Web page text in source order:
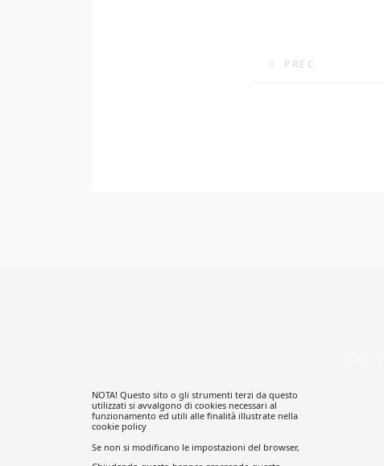
ARTICOLO
PREC
NOTA! Questo sito o gli strumenti terzi da questo
utilizzati si avvalgono di cookies necessari al
funzionamento ed utili alle finalità illustrate nella
cookie policy
Se non si modificano le impostazioni del browser,